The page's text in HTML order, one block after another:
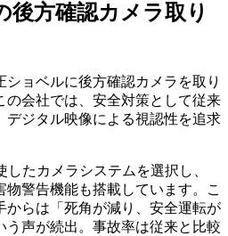
後方確認カメラ取り
ョベルに後方確認カメラを取り
の会社では、安全対策として従来
デジタル映像による視認性を追求
たカメラシステムを選択し、
物警告機能も搭載しています。こ
からは「死角が減り、安全運転が
う声が続出。事故率は従来と比較